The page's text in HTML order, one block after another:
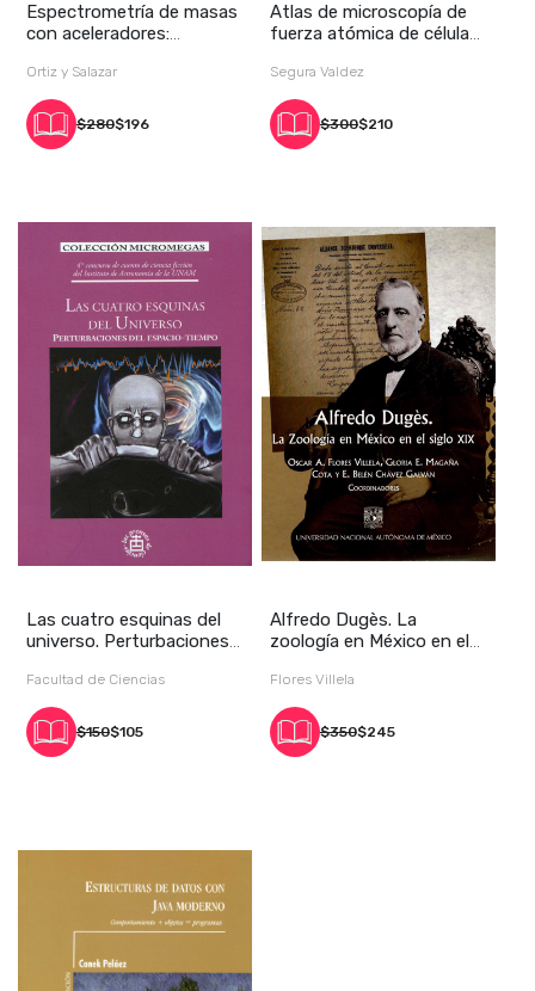
Espectrometría de masas
con aceleradores:
Ortiz y Salazar
$280$196
Atlas de microscopía de
fuerza atómica de células
Segura Valdez
$300$210
Las cuatro esquinas del
universo. Perturbaciones
Facultad de Ciencias
$150$105
Alfredo Dugès. La
zoología en México en el
Flores Villela
$350$245